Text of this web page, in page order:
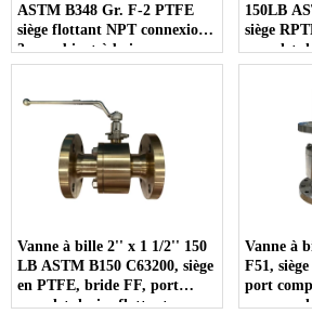
ASTM B348 Gr. F-2 PTFE
siège flottant NPT connexion
3 pc robinet à boisseau
sphérique
150LB
siège
complet,
Vanne à bille 2'' x 1 1/2'' 150
LB ASTM B150 C63200, siège
en PTFE, bride FF, port
complet, levier flottant,
Vanne à
F51,
port